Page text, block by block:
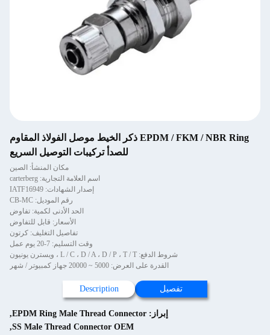
EPDM / FKM / NBR Ring ذكر الخيط موصل الفولاذ المقاوم
للصدأ تركيبات التوصيل السريع
مكان المنشأ: الصين
اسم العلامة التجارية: carterberg
إصدار الشهادات: IATF16949
رقم الموديل: CB-MC
الحد الأدنى لكمية: تفاوض
الأسعار: قابل للتفاوض
تفاصيل التغليف: كرتون
وقت التسليم: 7-20 يوم عمل
شروط الدفع: L / C ، D / A ، D / P ، T / T ، ويسترن يونيون
القدرة على العرض: 5000 ~ 20000 جهاز كمبيوتر / شهر
تفصيل Description
إبراز: EPDM Ring Male Thread Connector
,
SS Male Thread Connector OEM
,